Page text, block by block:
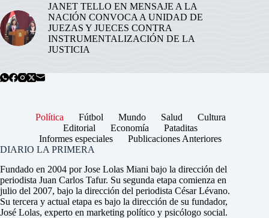
JANET TELLO EN MENSAJE A LA
NACIÓN CONVOCA A UNIDAD DE
JUEZAS Y JUECES CONTRA
INSTRUMENTALIZACIÓN DE LA
JUSTICIA
Política Fútbol Mundo Salud
Cultura
Editorial
Economía
Pataditas
Informes especiales
Publicaciones Anteriores
DIARIO LA PRIMERA
Fundado en 2004 por Jose Lolas Miani bajo la dirección del
periodista Juan Carlos Tafur. Su segunda etapa comienza en
julio del 2007, bajo la dirección del periodista César Lévano.
Su tercera y actual etapa es bajo la dirección de su fundador,
José Lolas, experto en marketing político y psicólogo social.